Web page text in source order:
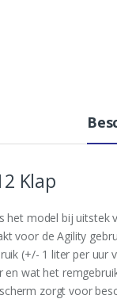
Klap
het model bij
voor de Agility
(+/- 1 liter per
en wat het
zorgt voor